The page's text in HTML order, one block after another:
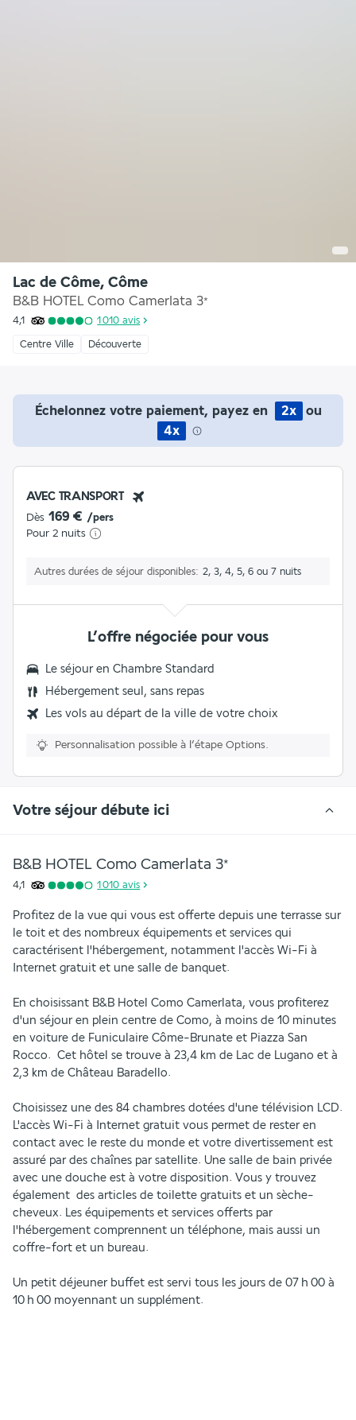
Lac de Côme, Côme
B&B HOTEL Como Camerlata 3*
4,1 1 010 avis
Centre Ville Découverte
Échelonnez votre paiement, payez en 2x
ou
4x
AVEC TRANSPORT
Dès 169 € /pers
Pour 2 nuits
Autres durées de séjour disponibles 2, 3, 4, 5, 6 ou 7 nuits
L’offre négociée pour vous
Le séjour en Chambre Standard
Hébergement seul, sans repas
Les vols au départ de la ville de votre choix
Personnalisation possible à l’étape Options.
Votre séjour débute ici
B&B HOTEL Como Camerlata 3*
4,1 1 010 avis
Profitez de la vue qui vous est offerte depuis une terrasse sur
le toit et des nombreux équipements et services qui
caractérisent l'hébergement, notamment l'accès Wi-Fi à
Internet gratuit et une salle de banquet.
En choisissant B&B Hotel Como Camerlata, vous profiterez
d'un séjour en plein centre de Como, à moins de 10 minutes
en voiture de Funiculaire Côme-Brunate et Piazza San
Rocco.  Cet hôtel se trouve à 23,4 km de Lac de Lugano et à
2,3 km de Château Baradello.
Choisissez une des 84 chambres dotées d'une télévision LCD.
L'accès Wi-Fi à Internet gratuit vous permet de rester en
contact avec le reste du monde et votre divertissement est
assuré par des chaînes par satellite. Une salle de bain privée
avec une douche est à votre disposition. Vous y trouvez
également  des articles de toilette gratuits et un sèche-
cheveux. Les équipements et services offerts par
l'hébergement comprennent un téléphone, mais aussi un
coffre-fort et un bureau.
Un petit déjeuner buffet est servi tous les jours de 07 h 00 à
10 h 00 moyennant un supplément.